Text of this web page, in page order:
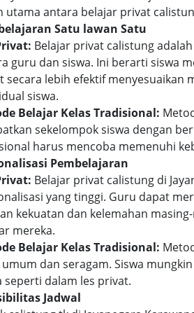
utama antara belajar privat
Satu lawan Satu
Belajar privat calistung
guru dan siswa. Ini berarti siswa
secara lebih efektif menyesuaikan
siswa.
Belajar Kelas Tradisional:
sekelompok siswa dengan
harus mencoba memenuhi
Pembelajaran
Belajar privat calistung di
yang tinggi. Guru dapat
kekuatan dan kelemahan
mereka.
Belajar Kelas Tradisional:
dan seragam. Siswa
seperti dalam les privat.
Jadwal